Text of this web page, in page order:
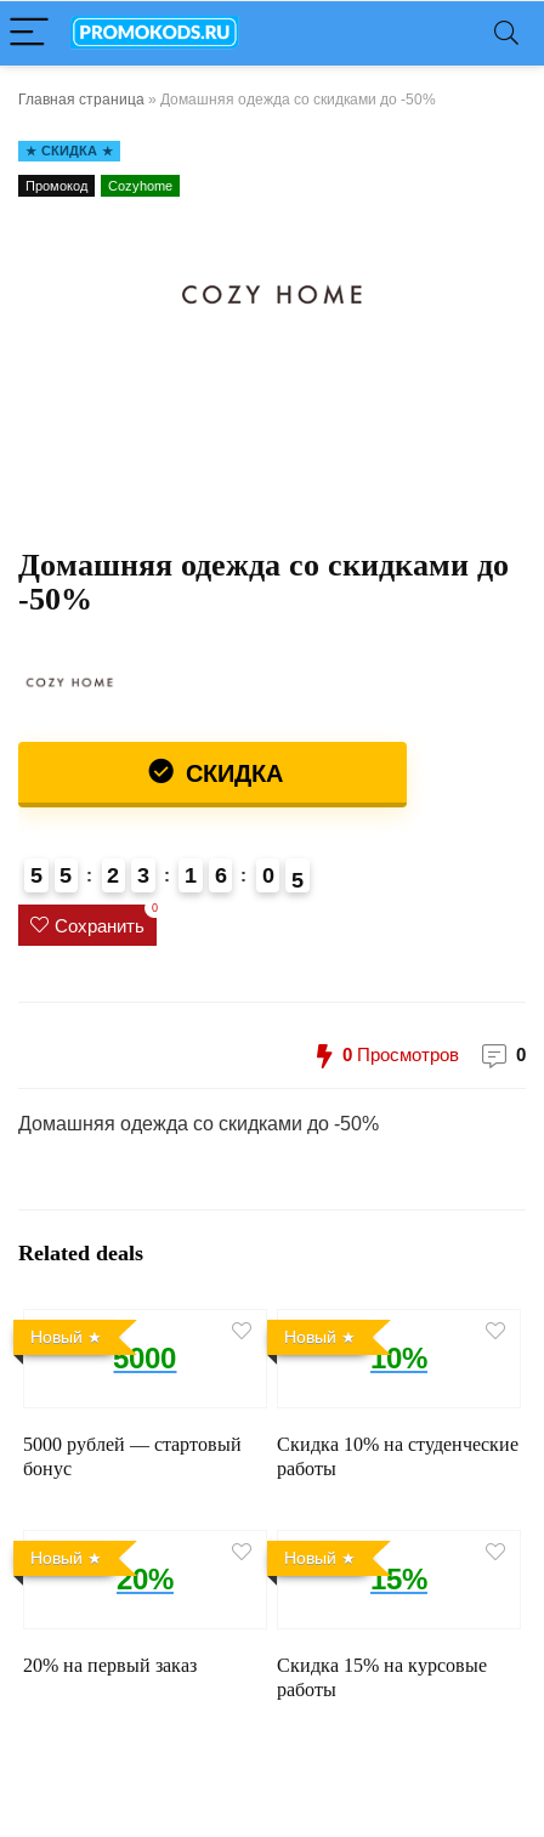
Главная страница » Домашняя одежда со скидками до -50%
СКИДКА
Промокод Cozyhome
Домашняя одежда со скидками до
-50%
СКИДКА
5 5 2 3 1 6 0 4
5
Сохранить
0
0 Просмотров 0
Домашняя одежда со скидками до -50%
Related deals
Новый
5000
5000 рублей — стартовый
бонус
Новый
10%
Скидка 10% на студенческие
работы
Новый
20%
20% на первый заказ
Новый
15%
Скидка 15% на курсовые
работы